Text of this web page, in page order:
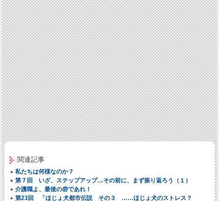
関連記事
私たちは何様なのか？
第７回 いざ、ステップアップ…その前に、まず振り返ろう（１）
介護職よ、最後の砦であれ！
第23回 「ほじょ犬都市伝説 その３ ……ほじょ犬のストレス？